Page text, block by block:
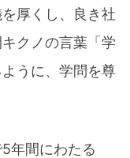
厚くし、良き社
クノの言葉「学
うに、学問を尊
年間にわたる